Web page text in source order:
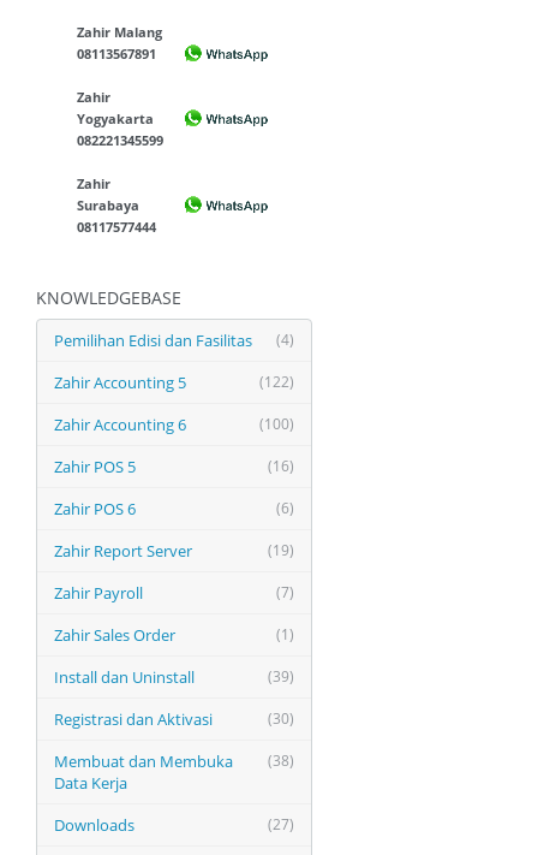
Zahir Malang
08113567891
Zahir
Yogyakarta
082221345599
Zahir
Surabaya
08117577444
KNOWLEDGEBASE
(4)
Pemilihan Edisi dan Fasilitas
(122)
Zahir Accounting 5
(100)
Zahir Accounting 6
(16)
Zahir POS 5
(6)
Zahir POS 6
(19)
Zahir Report Server
(7)
Zahir Payroll
(1)
Zahir Sales Order
(39)
Install dan Uninstall
(30)
Registrasi dan Aktivasi
(38)
Membuat dan Membuka
Data Kerja
(27)
Downloads